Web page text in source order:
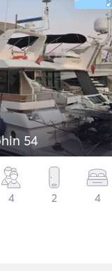
54
4 2 4